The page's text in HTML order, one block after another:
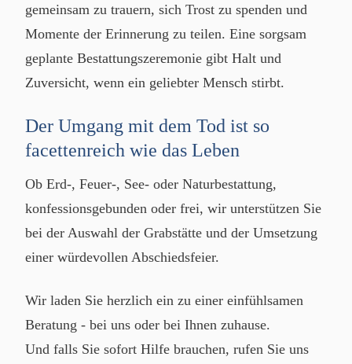
gemeinsam zu trauern, sich Trost zu spenden und
Momente der Erinnerung zu teilen. Eine sorgsam
geplante Bestattungszeremonie gibt Halt und
Zuversicht, wenn ein geliebter Mensch stirbt.
Der Umgang mit dem Tod ist so
facettenreich wie das Leben
Ob Erd-, Feuer-, See- oder Naturbestattung,
konfessionsgebunden oder frei, wir unterstützen Sie
bei der Auswahl der Grabstätte und der Umsetzung
einer würdevollen Abschiedsfeier.
Wir laden Sie herzlich ein zu einer einfühlsamen
Beratung - bei uns oder bei Ihnen zuhause.
Und falls Sie sofort Hilfe brauchen, rufen Sie uns